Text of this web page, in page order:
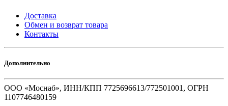
Доставка
Обмен и возврат товара
Контакты
Дополнительно
ООО «Моснаб», ИНН/КПП 7725696613/772501001, ОГРН
1107746480159